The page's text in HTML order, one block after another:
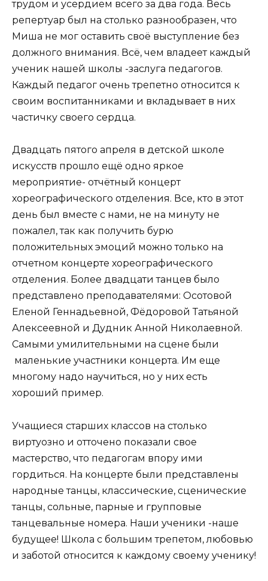
трудом и усердием всего за два года. Весь
репертуар был на столько разнообразен, что
Миша не мог оставить своё выступление без
должного внимания. Всё, чем владеет каждый
ученик нашей школы -заслуга педагогов.
Каждый педагог очень трепетно относится к
своим воспитанниками и вкладывает в них
частичку своего сердца.
Двадцать пятого апреля в детской школе
искусств прошло ещё одно яркое
мероприятие- отчётный концерт
хореографического отделения. Все, кто в этот
день был вместе с нами, не на минуту не
пожалел, так как получить бурю
положительных эмоций можно только на
отчетном концерте хореографического
отделения. Более двадцати танцев было
представлено преподавателями: Осотовой
Еленой Геннадьевной, Фёдоровой Татьяной
Алексеевной и Дудник Анной Николаевной.
Самыми умилительными на сцене были
маленькие участники концерта. Им еще
многому надо научиться, но у них есть
хороший пример.
Учащиеся старших классов на столько
виртуозно и отточено показали свое
мастерство, что педагогам впору ими
гордиться. На концерте были представлены
народные танцы, классические, сценические
танцы, сольные, парные и групповые
танцевальные номера. Наши ученики -наше
будущее! Школа с большим трепетом, любовью
и заботой относится к каждому своему ученику!